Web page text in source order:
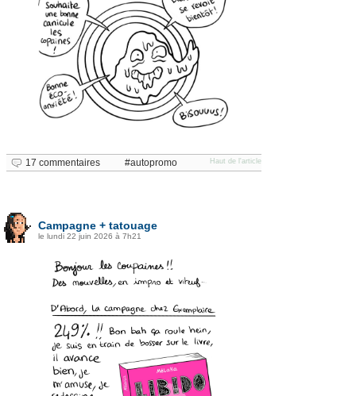
Haut de l'article
17 commentaires autopromo
Campagne + tatouage
le lundi 22 juin 2026 à 7h21